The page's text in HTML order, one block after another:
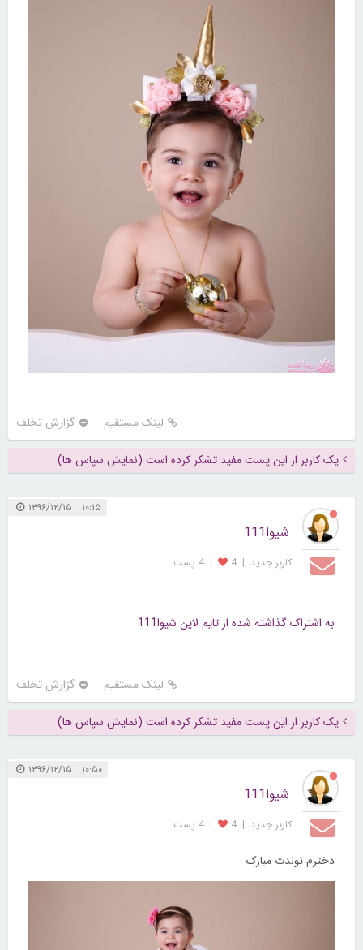
لینک مستقیم گزارش تخلف
یک کاربر از این پست مفید تشکر کرده است (نمایش سپاس ها)
۱۰:۱۵ ۱۳۹۶/۱۲/۱۵
شیوا111
کاربر جديد |
4
| 4 پست
به اشتراک گذاشته شده از تایم لاین شیوا111
لینک مستقیم گزارش تخلف
یک کاربر از این پست مفید تشکر کرده است (نمایش سپاس ها)
۱۰:۵۰ ۱۳۹۶/۱۲/۱۵
شیوا111
کاربر جديد |
4
| 4 پست
دخترم تولدت مبارک